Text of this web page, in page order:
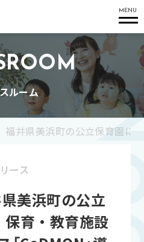
MENU
ルーム
福井県美浜町の公立保育園に
ース
美浜町の公立
保育・教育施設